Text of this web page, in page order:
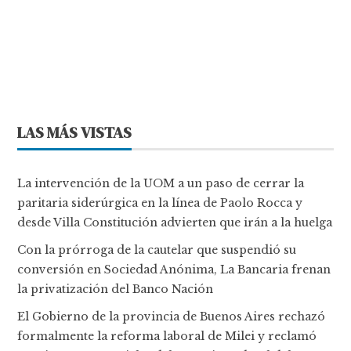
LAS MÁS VISTAS
La intervención de la UOM a un paso de cerrar la
paritaria siderúrgica en la línea de Paolo Rocca y
desde Villa Constitución advierten que irán a la huelga
Con la prórroga de la cautelar que suspendió su
conversión en Sociedad Anónima, La Bancaria frenan
la privatización del Banco Nación
El Gobierno de la provincia de Buenos Aires rechazó
formalmente la reforma laboral de Milei y reclamó